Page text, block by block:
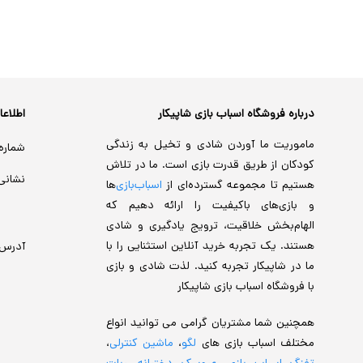
درباره فروشگاه اسباب بازی شاپیکار
ماموریت ما آوردن شادی و تخیل به زندگی
کودکان از طریق قدرت بازی است. ما در تلاش
هستیم تا مجموعه گسترده‌ای از اسباب‌بازی‌ها
و بازی‌های باکیفیت را ارائه دهیم که
الهام‌بخش خلاقیت، ترویج یادگیری و شادی
هستند. یک تجربه خرید آنلاین استثنایی را با
ما در شاپیکار تجربه کنید. لذت شادی و بازی
با فروشگاه اسباب بازی شاپیکار
همچنین شما مشتریان گرامی می توانید انواع
مختلف اسباب بازی های لگو، ماشین کنترلی،
آدرس